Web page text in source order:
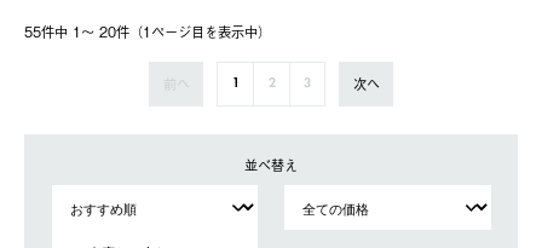
55件中 1〜 20件（1ページ⽬を表⽰中）
前へ 1 2 3 次へ
並べ替え